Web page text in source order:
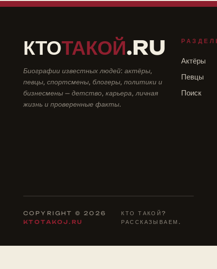
КТОТАКОЙ.RU
Биографии известных людей: актёры,
певцы, спортсмены, блогеры, политики и
бизнесмены — детство, карьера, личная
жизнь и проверенные факты.
Актёры
Певцы
Поиск
COPYRIGHT © 2026
KTOTAKOJ.RU
КТО ТАКОЙ?
РАССКАЗЫВАЕМ.